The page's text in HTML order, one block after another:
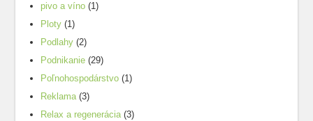
pivo a víno (1)
Ploty (1)
Podlahy (2)
Podnikanie (29)
Poľnohospodárstvo (1)
Reklama(3)
Relax a regenerácia(3)